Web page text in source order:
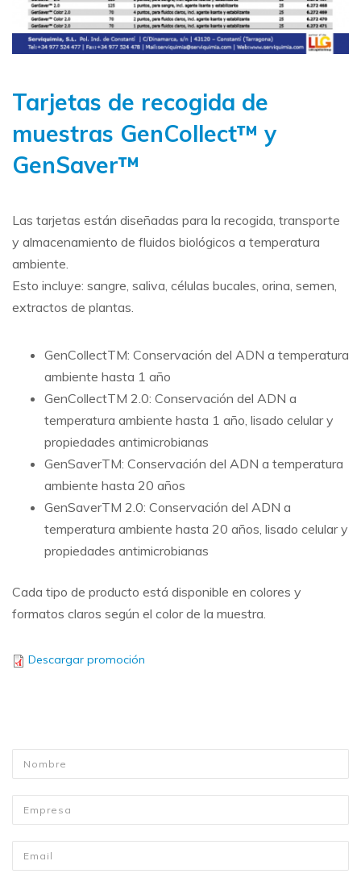
Tarjetas de recogida de
muestras GenCollect™ y
GenSaver™
Las tarjetas están diseñadas para la recogida, transporte
y almacenamiento de fluidos biológicos a temperatura
ambiente.
Esto incluye: sangre, saliva, células bucales, orina, semen,
extractos de plantas.
GenCollectTM: Conservación del ADN a temperatura
ambiente hasta 1 año
GenCollectTM 2.0: Conservación del ADN a
temperatura ambiente hasta 1 año, lisado celular y
propiedades antimicrobianas
GenSaverTM: Conservación del ADN a temperatura
ambiente hasta 20 años
GenSaverTM 2.0: Conservación del ADN a
temperatura ambiente hasta 20 años, lisado celular y
propiedades antimicrobianas
Cada tipo de producto está disponible en colores y
formatos claros según el color de la muestra.
Descargar promoción
Nombre
Empresa
Email *